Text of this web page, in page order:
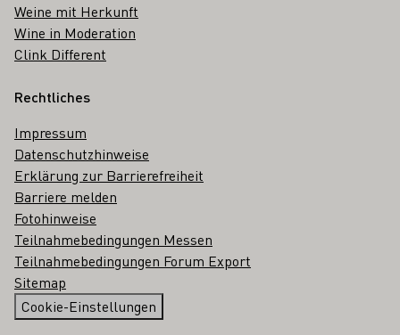
Weine mit Herkunft
Wine in Moderation
Clink Different
Rechtliches
Impressum
Datenschutzhinweise
Erklärung zur Barrierefreiheit
Barriere melden
Fotohinweise
Teilnahmebedingungen Messen
Teilnahmebedingungen Forum Export
Sitemap
Cookie-Einstellungen